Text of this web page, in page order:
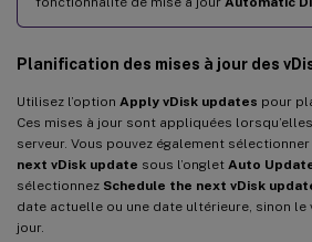
Planification des mises à jour des
Utilisez l’option Apply vDisk updates pour
Ces mises à jour sont appliquées
serveur. Vous pouvez également sélectionner
next vDisk update sous l’onglet Auto
sélectionnez Schedule the next vDisk
date actuelle ou une date ultérieure, sinon le
jour.